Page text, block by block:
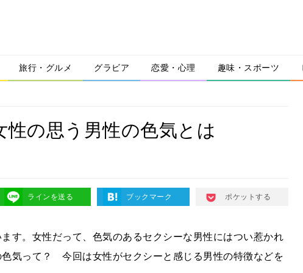
旅行・グルメ グラビア 恋愛・心理 趣味・スポーツ
性の思う男性の色気とは
ラインを送る ブックマーク ポケットする
す。女性だって、色気のあるセクシーな男性にはつい惹かれ
気って？ 今回は女性がセクシーと感じる男性の特徴などを